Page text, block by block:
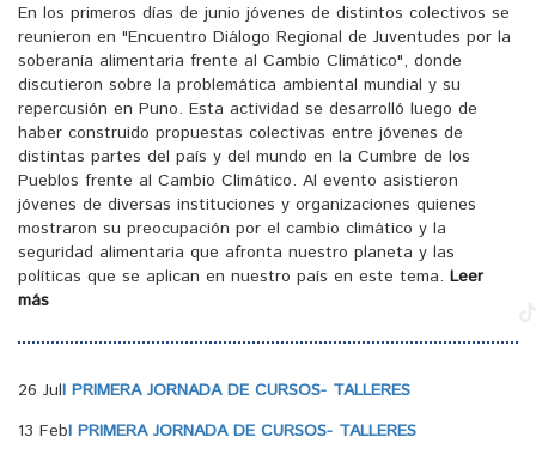
En los primeros días de junio jóvenes de distintos colectivos se
reunieron en "Encuentro Diálogo Regional de Juventudes por la
soberanía alimentaria frente al Cambio Climático", donde
discutieron sobre la problemática ambiental mundial y su
repercusión en Puno. Esta actividad se desarrolló luego de
haber construido propuestas colectivas entre jóvenes de
distintas partes del país y del mundo en la Cumbre de los
Pueblos frente al Cambio Climático. Al evento asistieron
jóvenes de diversas instituciones y organizaciones quienes
mostraron su preocupación por el cambio climático y la
seguridad alimentaria que afronta nuestro planeta y las
políticas que se aplican en nuestro país en este tema. Leer
más
26 JulI PRIMERA JORNADA DE CURSOS- TALLERES
13 FebI PRIMERA JORNADA DE CURSOS- TALLERES